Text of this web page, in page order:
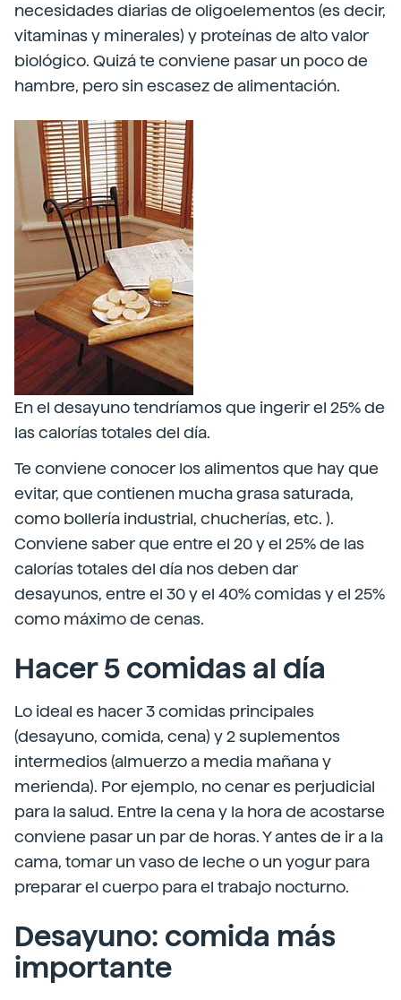
necesidades diarias de oligoelementos (es decir,
vitaminas y minerales) y proteínas de alto valor
biológico. Quizá te conviene pasar un poco de
hambre, pero sin escasez de alimentación.
En el desayuno tendríamos que ingerir el 25% de
las calorías totales del día.
Te conviene conocer los alimentos que hay que
evitar, que contienen mucha grasa saturada,
como bollería industrial, chucherías, etc. ).
Conviene saber que entre el 20 y el 25% de las
calorías totales del día nos deben dar
desayunos, entre el 30 y el 40% comidas y el 25%
como máximo de cenas.
Hacer 5 comidas al día
Lo ideal es hacer 3 comidas principales
(desayuno, comida, cena) y 2 suplementos
intermedios (almuerzo a media mañana y
merienda). Por ejemplo, no cenar es perjudicial
para la salud. Entre la cena y la hora de acostarse
conviene pasar un par de horas. Y antes de ir a la
cama, tomar un vaso de leche o un yogur para
preparar el cuerpo para el trabajo nocturno.
Desayuno: comida más
importante